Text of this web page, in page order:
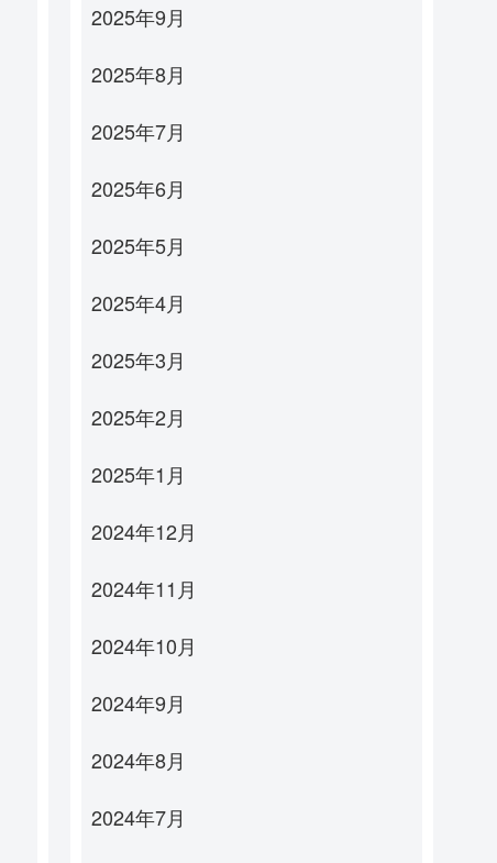
2025年9月
2025年8月
2025年7月
2025年6月
2025年5月
2025年4月
2025年3月
2025年2月
2025年1月
2024年12月
2024年11月
2024年10月
2024年9月
2024年8月
2024年7月